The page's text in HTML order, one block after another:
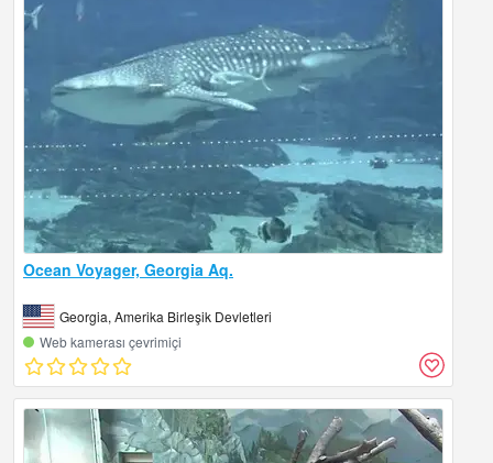
Ocean Voyager, Georgia Aq.
Georgia, Amerika Birleşik Devletleri
Web kamerası çevrimiçi